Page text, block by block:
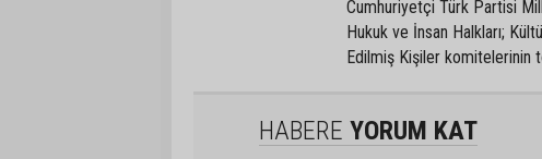
Cumhuriyetçi Türk Partisi
Hukuk ve İnsan Halkları;
Edilmiş Kişiler komitelerinin
HABERE YORUM KAT